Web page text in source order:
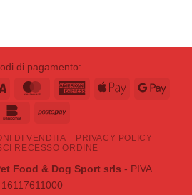
di pagamento:
Visa MasterCardAmericanApple
BankomatPostepay
DI VENDITA
PRIVACY POLICY
RECESSO ORDINE
Food & Dog Sport srls - PIVA
16117611000